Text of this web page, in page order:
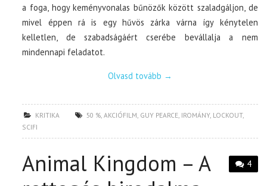
a foga, hogy keményvonalas bűnözők között szaladgáljon, de
mivel éppen rá is egy hűvös zárka várna így kénytelen
kelletlen, de szabadságáért cserébe bevállalja a nem
mindennapi feladatot.
Olvasd tovább →
KRITIKA 50 % ,AKCIÓFILM GUY PEARCE IROMÁNY, LOCKOUT,
SCIFI
4
Animal Kingdom – A